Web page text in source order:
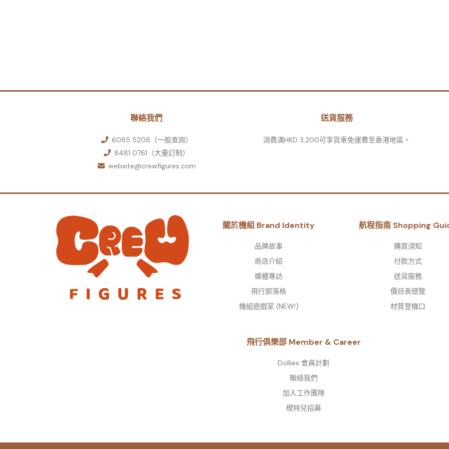
聯絡我們
6085 5208（一般查詢）
8481 0761（大量訂制）
website@crewfigures.com
送貨服務
消費滿HKD 3,200可享貨車免運費至香港地區。
關於機組 Brand Identity
品牌故事​
商店介紹
媒體專訪
飛行部落格
機組遊戲室 (NEW!)
航程指南 Shopping
購買須知
付款方式
送貨服務
價目表總覽
材質登機口
飛行俱樂部 Member & Career
Dollies 會員計劃
聯絡我們
加入工作團隊
模特兒招募